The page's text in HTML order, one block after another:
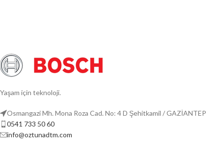
Yaşam için teknoloji.
Osmangazi Mh. Mona Roza Cad. No: 4 D Şehitkamil / GAZİANTEP
0541 733 50 60
info@oztunadtm.com